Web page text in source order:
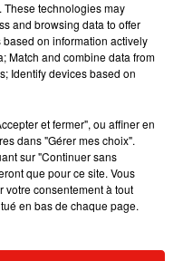
Français", a-t-il dit, ce
début de la campagne".
technologies may
and browsing data to offer
on information actively
Match and combine data from
Identify devices based on
et fermer", ou affiner en
dans "Gérer mes choix".
sur "Continuer sans
que pour ce site. Vous
votre consentement à tout
en bas de chaque page.